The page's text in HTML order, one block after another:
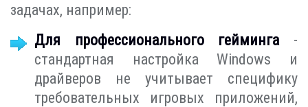
задачах, например:
Для профессионального гейминга -
стандартная настройка Windows и
драйверов не учитывает специфику
требовательных игровых приложений,